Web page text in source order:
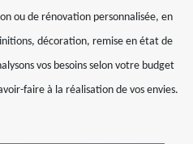
ou de rénovation personnalisée, en
décoration, remise en état de
vos besoins selon votre budget
faire à la réalisation de vos envies.